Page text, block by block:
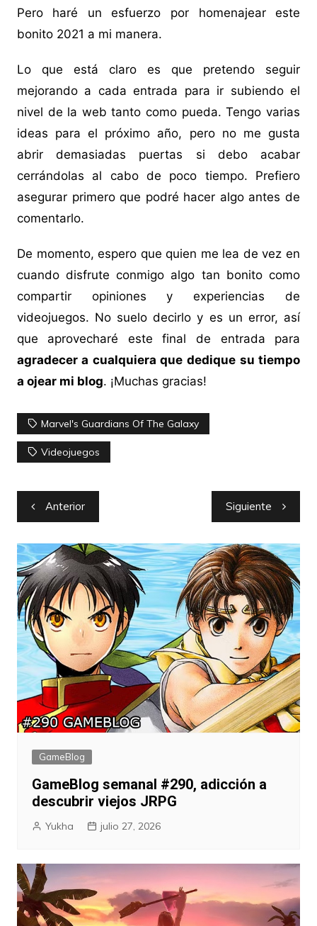
Pero haré un esfuerzo por homenajear este
bonito 2021 a mi manera.
Lo que está claro es que pretendo seguir
mejorando a cada entrada para ir subiendo el
nivel de la web tanto como pueda. Tengo varias
ideas para el próximo año, pero no me gusta
abrir demasiadas puertas si debo acabar
cerrándolas al cabo de poco tiempo. Prefiero
asegurar primero que podré hacer algo antes de
comentarlo.
De momento, espero que quien me lea de vez en
cuando disfrute conmigo algo tan bonito como
compartir opiniones y experiencias de
videojuegos. No suelo decirlo y es un error, así
que aprovecharé este final de entrada para
agradecer a cualquiera que dedique su tiempo
a ojear mi blog. ¡Muchas gracias!
Marvel's Guardians Of The Galaxy
Videojuegos
Navegación
de
entradas
Anterior Siguiente
GameBlog
GameBlog semanal #290, adicción a
descubrir viejos JRPG
Yukha julio 27, 2026